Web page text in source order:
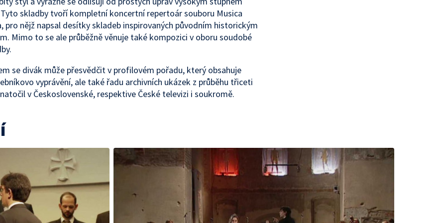
skladby tvoří kompletní koncertní repertoár souboru Musica
pro nějž napsal desítky skladeb inspirovaných původním historickým
Mimo to se ale průběžně věnuje také kompozici v oboru soudobé
se divák může přesvědčit v profilovém pořadu, který obsahuje
vyprávění, ale také řadu archivních ukázek z průběhu třiceti
v Československé, respektive České televizi i soukromě.